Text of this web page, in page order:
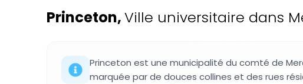
Princeton,Ville universitaire dans
Princeton est une municipalité du comté de
marquée par de douces collines et des rues